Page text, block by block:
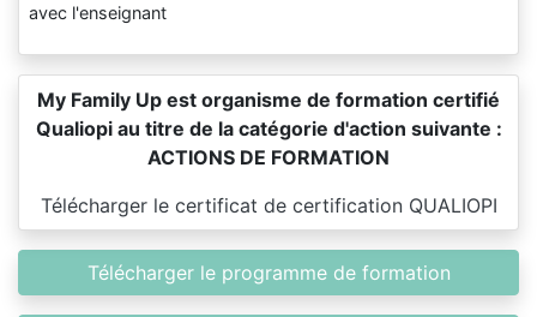
avec l'enseignant
My Family Up est organisme de formation certifié
Qualiopi au titre de la catégorie d'action suivante :
ACTIONS DE FORMATION
Télécharger le certificat de certification QUALIOPI
Télécharger le programme de formation